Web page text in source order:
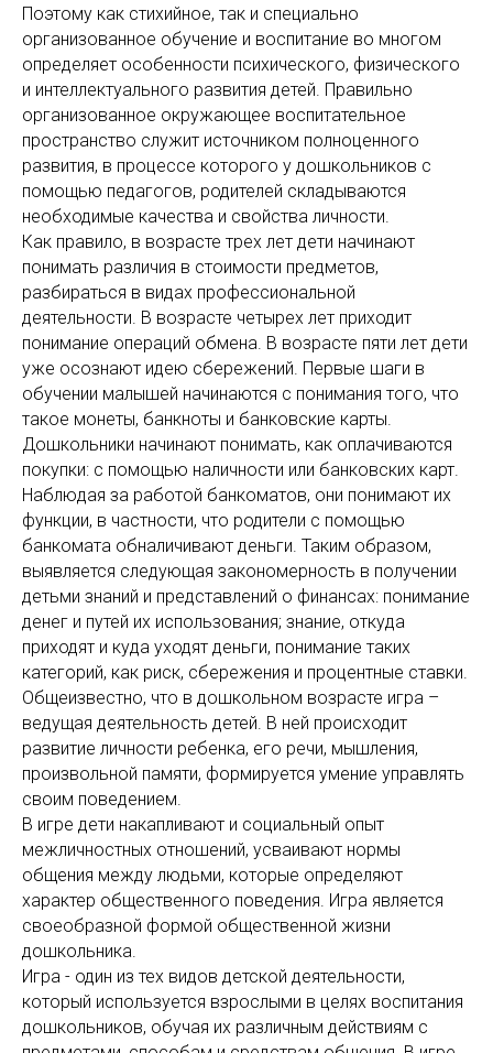
Поэтому как стихийное, так и специально
организованное обучение и воспитание во многом
определяет особенности психического, физического
и интеллектуального развития детей. Правильно
организованное окружающее воспитательное
пространство служит источником полноценного
развития, в процессе которого у дошкольников с
помощью педагогов, родителей складываются
необходимые качества и свойства личности.
Как правило, в возрасте трех лет дети начинают
понимать различия в стоимости предметов,
разбираться в видах профессиональной
деятельности. В возрасте четырех лет приходит
понимание операций обмена. В возрасте пяти лет дети
уже осознают идею сбережений. Первые шаги в
обучении малышей начинаются с понимания того, что
такое монеты, банкноты и банковские карты.
Дошкольники начинают понимать, как оплачиваются
покупки: с помощью наличности или банковских карт.
Наблюдая за работой банкоматов, они понимают их
функции, в частности, что родители с помощью
банкомата обналичивают деньги. Таким образом,
выявляется следующая закономерность в получении
детьми знаний и представлений о финансах: понимание
денег и путей их использования; знание, откуда
приходят и куда уходят деньги, понимание таких
категорий, как риск, сбережения и процентные ставки.
Общеизвестно, что в дошкольном возрасте игра –
ведущая деятельность детей. В ней происходит
развитие личности ребенка, его речи, мышления,
произвольной памяти, формируется умение управлять
своим поведением.
В игре дети накапливают и социальный опыт
межличностных отношений, усваивают нормы
общения между людьми, которые определяют
характер общественного поведения. Игра является
своеобразной формой общественной жизни
дошкольника.
Игра - один из тех видов детской деятельности,
который используется взрослыми в целях воспитания
дошкольников, обучая их различным действиям с